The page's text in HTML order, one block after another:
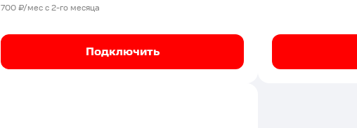
700₽/мес с2-го месяца
Подключить